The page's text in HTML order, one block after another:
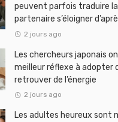
peuvent parfois traduire la
partenaire s’éloigner
2 jours ago
Les chercheurs japonais
meilleur réflexe à adopter
retrouver de l’énergie
2 jours ago
Les adultes heureux sont